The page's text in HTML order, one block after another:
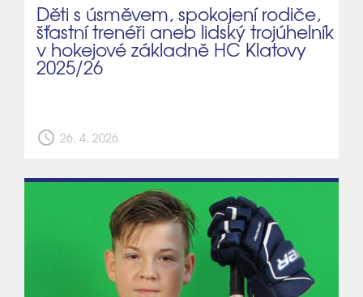
Děti s úsměvem, spokojení rodiče,
šťastní trenéři aneb lidský trojúhelník
v hokejové základně HC Klatovy
2025/26
schedule 26. 4. 2026